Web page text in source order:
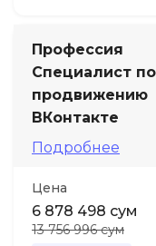
Профессия
Специалист по
продвижению
ВКонтакте
Подробнее
Цена
6 878 498 сум
13 756 996 сум